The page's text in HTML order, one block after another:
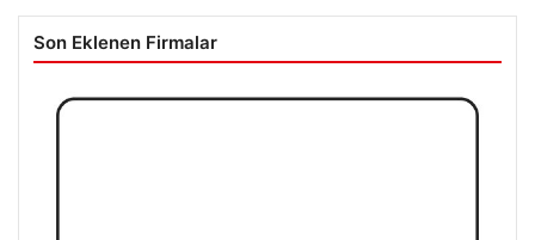
Son Eklenen Firmalar